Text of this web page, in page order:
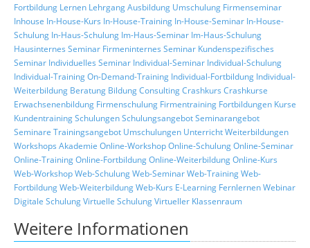
Fortbildung Lernen LehrgangAusbildung Umschulung Firmenseminar
Inhouse In-House-Kurs In-House-Training In-House-Seminar In-House-
Schulung In-Haus-Schulung Im-Haus-Seminar Im-Haus-Schulung
Hausinternes Seminar Firmeninternes Seminar Kundenspezifisches
Seminar Individuelles Seminar Individual-Seminar Individual-Schulung
Individual-TrainingOn-Demand-Training Individual-Fortbildung Individual-
Weiterbildung Beratung BildungConsultingCrashkurs Crashkurse
Erwachsenenbildung Firmenschulung Firmentraining Fortbildungen Kurse
KundentrainingSchulungenSchulungsangebotSeminarangebot
Seminare Trainingsangebot Umschulungen UnterrichtWeiterbildungen
Workshops Akademie Online-WorkshopOnline-SchulungOnline-Seminar
Online-TrainingOnline-FortbildungOnline-WeiterbildungOnline-Kurs
Web-WorkshopWeb-SchulungWeb-SeminarWeb-TrainingWeb-
FortbildungWeb-WeiterbildungWeb-Kurs E-Learning FernlernenWebinar
Digitale SchulungVirtuelle SchulungVirtueller Klassenraum
Weitere Informationen